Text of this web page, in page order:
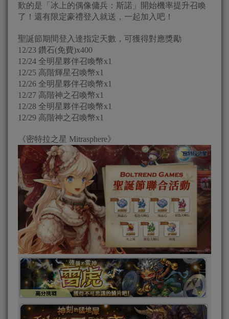
歎的是「冰上的偶像傭兵：斯諾」開始機率提升召喚
了！還有限定豪禮登入就送，一起加入吧！
聖誕節期間登入達指定天數，可獲得對應獎勵
12/23 鑽石(免費)x400
12/24 全明星夥伴召喚幣x1
12/25 高階輝星召喚幣x1
12/26 全明星夥伴召喚幣x1
12/27 高階神之召喚幣x1
12/28 全明星夥伴召喚幣x1
12/29 高階神之召喚幣x1
《密特拉之星 Mitrasphere》